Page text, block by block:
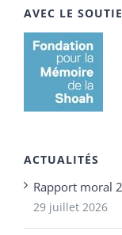
AVEC LE
ACTUALITÉS
Rapport moral
29 juillet 2026